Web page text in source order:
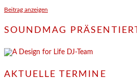
Beitrag anzeigen
SOUNDMAG PRÄSENTIERT
AKTUELLE TERMINE